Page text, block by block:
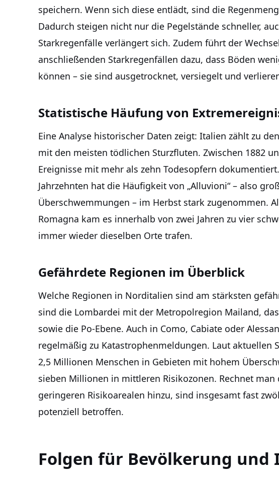
speichern. Wenn sich diese entlädt, sind die
Dadurch steigen nicht nur die Pegelstände schneller,
Starkregenfälle verlängert sich. Zudem führt der
anschließenden Starkregenfällen dazu, dass Böden
können – sie sind ausgetrocknet, versiegelt und
Statistische Häufung von
Eine Analyse historischer Daten zeigt: Italien zählt zu
mit den meisten tödlichen Sturzfluten. Zwischen 1882
Ereignisse mit mehr als zehn Todesopfern
Jahrzehnten hat die Häufigkeit von „Alluvioni“ – also
Überschwemmungen – im Herbst stark zugenommen.
Romagna kam es innerhalb von zwei Jahren zu vier
immer wieder dieselben Orte trafen.
Gefährdete Regionen im Überblick
Welche Regionen in Norditalien sind am stärksten
sind die Lombardei mit der Metropolregion Mailand,
sowie die Po-Ebene. Auch in Como, Cabiate oder
regelmäßig zu Katastrophenmeldungen. Laut aktuellen
2,5 Millionen Menschen in Gebieten mit hohem
sieben Millionen in mittleren Risikozonen. Rechnet man
geringeren Risikoarealen hinzu, sind insgesamt fast
potenziell betroffen.
Folgen für Bevölkerung